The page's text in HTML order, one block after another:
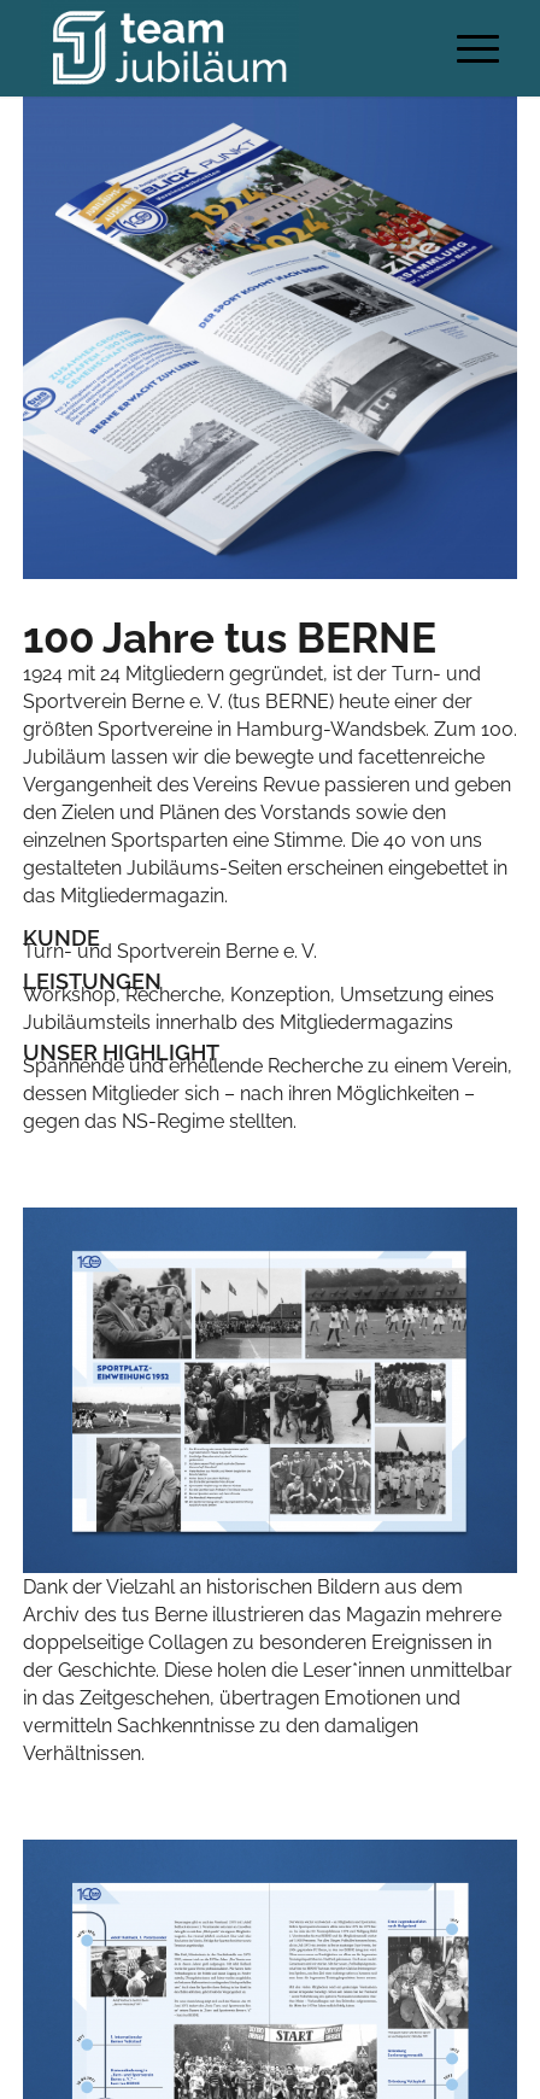
100 Jahre tus BERNE
1924 mit 24 Mitgliedern gegründet, ist der Turn- und
Sportverein Berne e. V. (tus BERNE) heute einer der
größten Sportvereine in Hamburg-Wandsbek. Zum 100.
Jubiläum lassen wir die bewegte und facettenreiche
Vergangenheit des Vereins Revue passieren und geben
den Zielen und Plänen des Vorstands sowie den
einzelnen Sportsparten eine Stimme. Die 40 von uns
gestalteten Jubiläums-Seiten erscheinen eingebettet in
das Mitgliedermagazin.
KUNDE
Turn- und Sportverein Berne e. V.
LEISTUNGEN
Workshop, Recherche, Konzeption, Umsetzung eines
Jubiläumsteils innerhalb des Mitgliedermagazins
UNSER HIGHLIGHT
Spannende und erhellende Recherche zu einem Verein,
dessen Mitglieder sich – nach ihren Möglichkeiten –
gegen das NS-Regime stellten.
Dank der Vielzahl an historischen Bildern aus dem
Archiv des tus Berne illustrieren das Magazin mehrere
doppelseitige Collagen zu besonderen Ereignissen in
der Geschichte. Diese holen die Leser*innen unmittelbar
in das Zeitgeschehen, übertragen Emotionen und
vermitteln Sachkenntnisse zu den damaligen
Verhältnissen.